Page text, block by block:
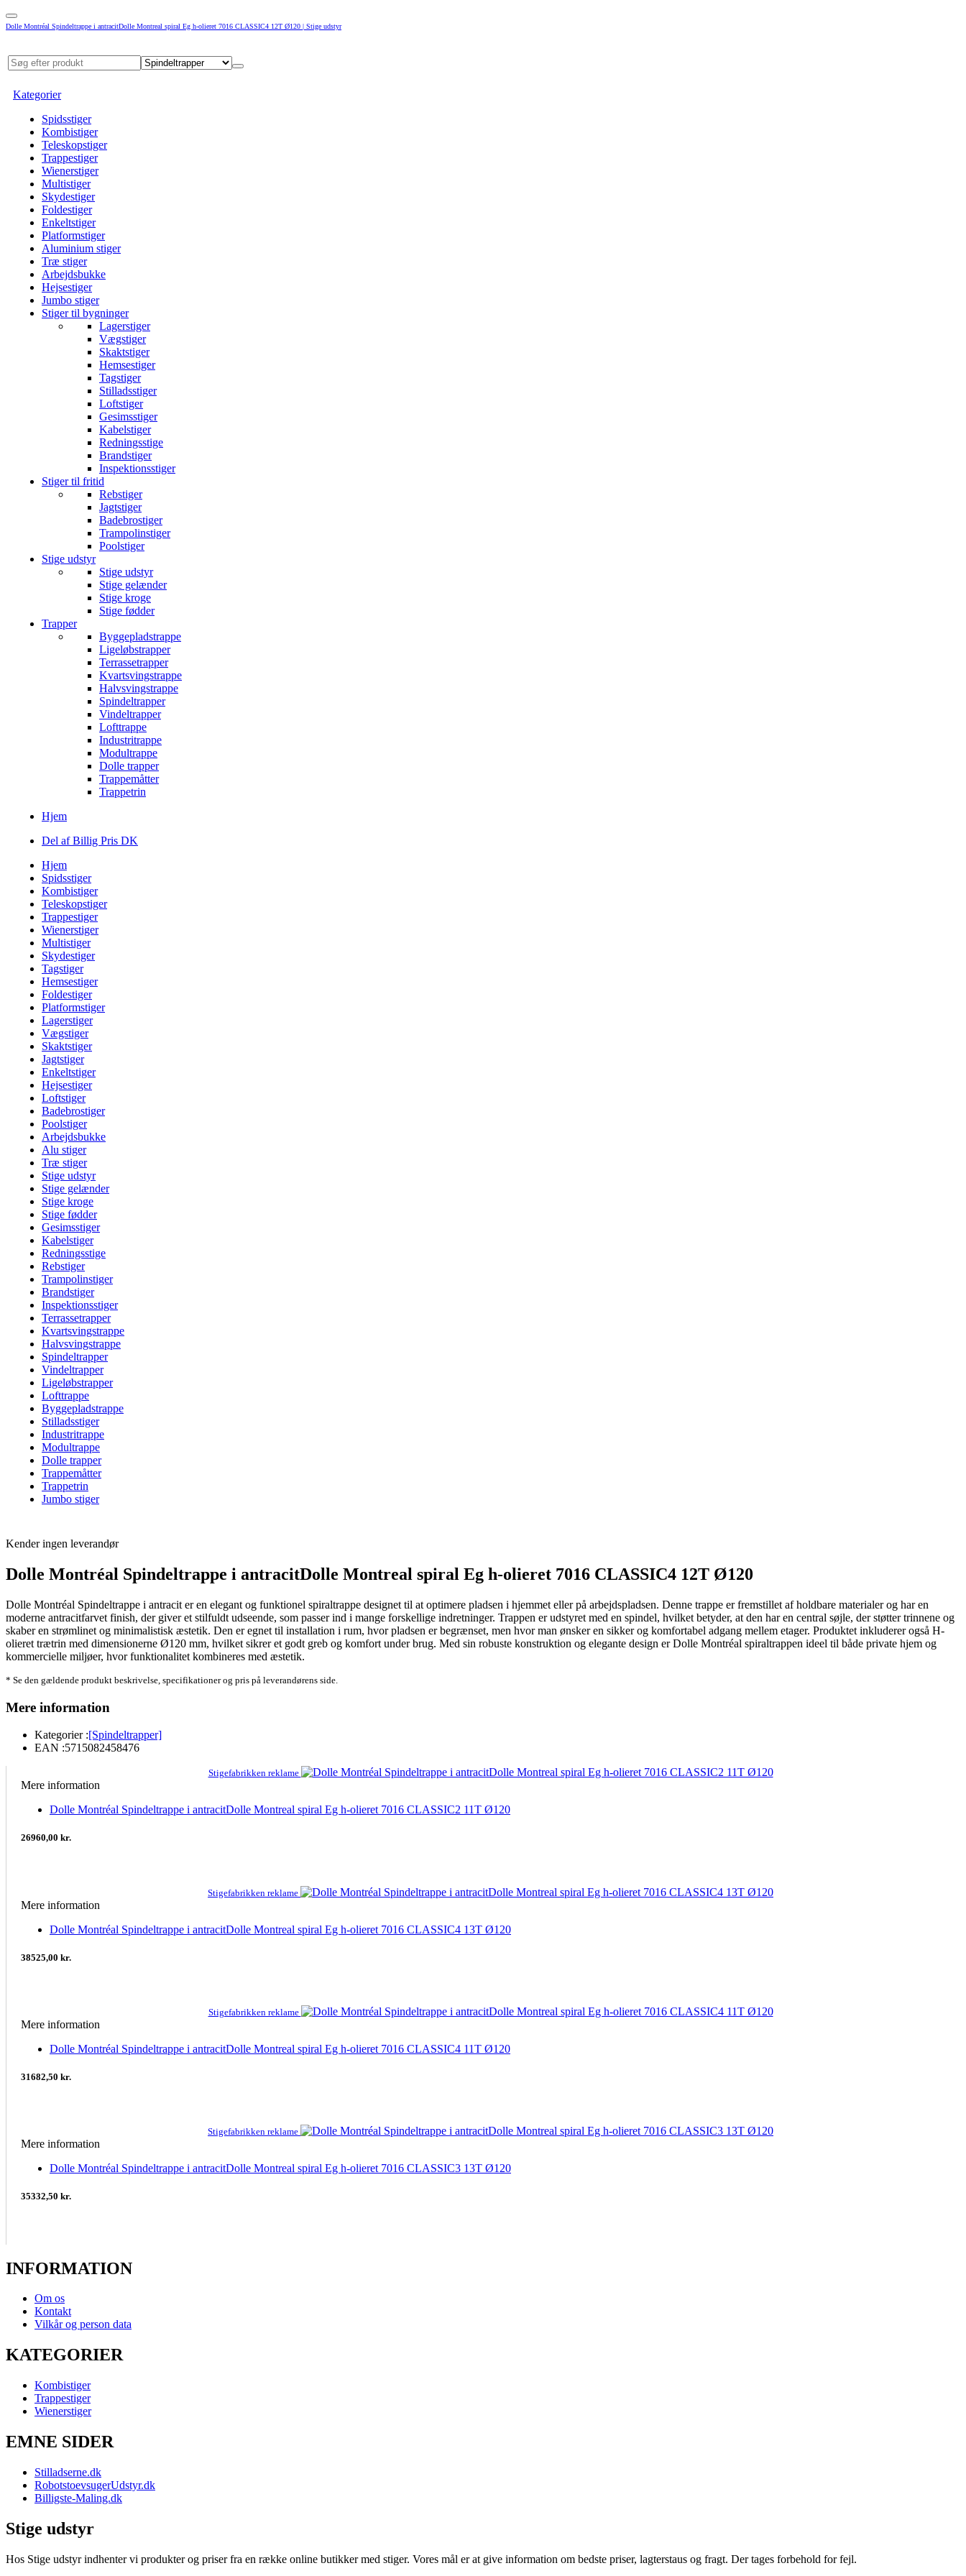
Dolle Montréal Spindeltrappe i antracitDolle Montreal spiral Eg h-olieret 7016 CLASSIC4 12T Ø120 | Stige udstyr
Kategorier
Spidsstiger
Kombistiger
Teleskopstiger
Trappestiger
Wienerstiger
Multistiger
Skydestiger
Foldestiger
Enkeltstiger
Platformstiger
Aluminium stiger
Træ stiger
Arbejdsbukke
Hejsestiger
Jumbo stiger
Stiger til bygninger
Lagerstiger
Vægstiger
Skaktstiger
Hemsestiger
Tagstiger
Stilladsstiger
Loftstiger
Gesimsstiger
Kabelstiger
Redningsstige
Brandstiger
Inspektionsstiger
Stiger til fritid
Rebstiger
Jagtstiger
Badebrostiger
Trampolinstiger
Poolstiger
Stige udstyr
Stige udstyr
Stige gelænder
Stige kroge
Stige fødder
Trapper
Byggepladstrappe
Ligeløbstrapper
Terrassetrapper
Kvartsvingstrappe
Halvsvingstrappe
Spindeltrapper
Vindeltrapper
Lofttrappe
Industritrappe
Modultrappe
Dolle trapper
Trappemåtter
Trappetrin
Hjem
Del af Billig Pris DK
Hjem
Spidsstiger
Kombistiger
Teleskopstiger
Trappestiger
Wienerstiger
Multistiger
Skydestiger
Tagstiger
Hemsestiger
Foldestiger
Platformstiger
Lagerstiger
Vægstiger
Skaktstiger
Jagtstiger
Enkeltstiger
Hejsestiger
Loftstiger
Badebrostiger
Poolstiger
Arbejdsbukke
Alu stiger
Træ stiger
Stige udstyr
Stige gelænder
Stige kroge
Stige fødder
Gesimsstiger
Kabelstiger
Redningsstige
Rebstiger
Trampolinstiger
Brandstiger
Inspektionsstiger
Terrassetrapper
Kvartsvingstrappe
Halvsvingstrappe
Spindeltrapper
Vindeltrapper
Ligeløbstrapper
Lofttrappe
Byggepladstrappe
Stilladsstiger
Industritrappe
Modultrappe
Dolle trapper
Trappemåtter
Trappetrin
Jumbo stiger
Kender ingen leverandør
Dolle Montréal Spindeltrappe i antracitDolle Montreal spiral Eg h-olieret 7016 CLASSIC4 12T Ø120
Dolle Montréal Spindeltrappe i antracit er en elegant og funktionel spiraltrappe designet til at optimere pladsen i hjemmet eller på arbejdspladsen. Denne trappe er fremstillet af holdbare materialer og har en
moderne antracitfarvet finish, der giver et stilfuldt udseende, som passer ind i mange forskellige indretninger. Trappen er udstyret med en spindel, hvilket betyder, at den har en central søjle, der støtter trinnene og
skaber en strømlinet og minimalistisk æstetik. Den er egnet til installation i rum, hvor pladsen er begrænset, men hvor man ønsker en sikker og komfortabel adgang mellem etager. Produktet inkluderer også H-
olieret trætrin med dimensionerne Ø120 mm, hvilket sikrer et godt greb og komfort under brug. Med sin robuste konstruktion og elegante design er Dolle Montréal spiraltrappen ideel til både private hjem og
kommercielle miljøer, hvor funktionalitet kombineres med æstetik.
* Se den gældende produkt beskrivelse, specifikationer og pris på leverandørens side.
Mere information
Kategorier :[Spindeltrapper]
EAN :5715082458476
Stigefabrikken reklame
Mere information
Dolle Montréal Spindeltrappe i antracitDolle Montreal spiral Eg h-olieret 7016 CLASSIC2 11T Ø120
26960,00 kr.
Stigefabrikken reklame
Mere information
Dolle Montréal Spindeltrappe i antracitDolle Montreal spiral Eg h-olieret 7016 CLASSIC4 13T Ø120
38525,00 kr.
Stigefabrikken reklame
Mere information
Dolle Montréal Spindeltrappe i antracitDolle Montreal spiral Eg h-olieret 7016 CLASSIC4 11T Ø120
31682,50 kr.
Stigefabrikken reklame
Mere information
Dolle Montréal Spindeltrappe i antracitDolle Montreal spiral Eg h-olieret 7016 CLASSIC3 13T Ø120
35332,50 kr.
INFORMATION
Om os
Kontakt
Vilkår og person data
KATEGORIER
Kombistiger
Trappestiger
Wienerstiger
EMNE SIDER
Stilladserne.dk
RobotstoevsugerUdstyr.dk
Billigste-Maling.dk
Stige udstyr
Hos Stige udstyr indhenter vi produkter og priser fra en række online butikker med stiger. Vores mål er at give information om bedste priser, lagterstaus og fragt. Der tages forbehold for fejl.